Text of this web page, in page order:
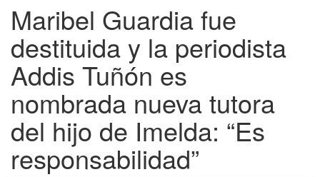
Maribel Guardia fue
destituida y la periodista
Addis Tuñón es
nombrada nueva tutora
del hijo de Imelda: “Es
responsabilidad”